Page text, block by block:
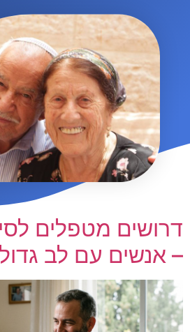
דרושים מטפלים
– אנשים עם לב גדול